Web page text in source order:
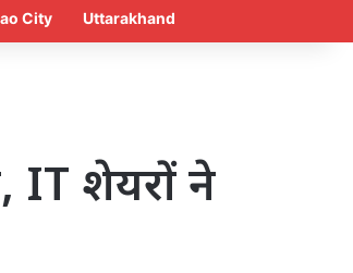
City Uttarakhand
IT शेयरों ने